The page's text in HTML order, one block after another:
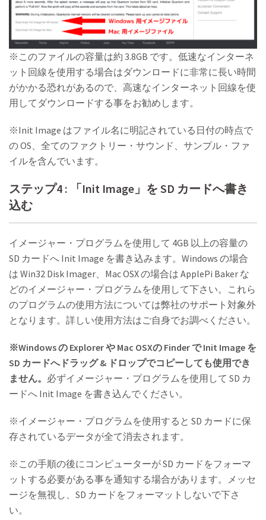
※このファイルの容量は約 3.8GB です。低速なインターネ
ット回線を使用する場合はダウンロードに非常に長い時間
がかかる恐れがあるので、高速なインターネット回線を使
用してダウンロードする事をお勧めします。
※Init Image はファイル名に明記されている日付の時点で
の OS、全てのファクトリー・サウンド、サンプル・ファ
イルを含んでいます。
ステップ4 : 「Init Image」を SD カードへ書き
込む
イメージャー・プログラムを使用して 4GB 以上の容量の
SD カードへ Init Image を書き込みます。Windows の場合
は Win32 Disk Imager、Mac OSX の場合は ApplePi Baker な
どのイメージャー・プログラムを使用して下さい。これら
のプログラムの使用方法については弊社のサポート対象外
となります。詳しい使用方法はご自身でお調べください。
※Windows の Explorer や Mac OSXの Finder で Init Image を
SD カードへドラッグ & ドロップでコピーしても使用でき
ません。 必ずイメージャー・プログラムを使用して SD カ
ードへ Init Image を書き込んでください。
※イメージャー・プログラムを使用すると SD カードに保
存されているデータが全て消去されます。
※この手順の後にコンピューターが SD カードをフォーマ
ットする必要がある事を通知する場合があります。メッセ
ージを無視し、SD カードをフォーマットしないで下さ
い。